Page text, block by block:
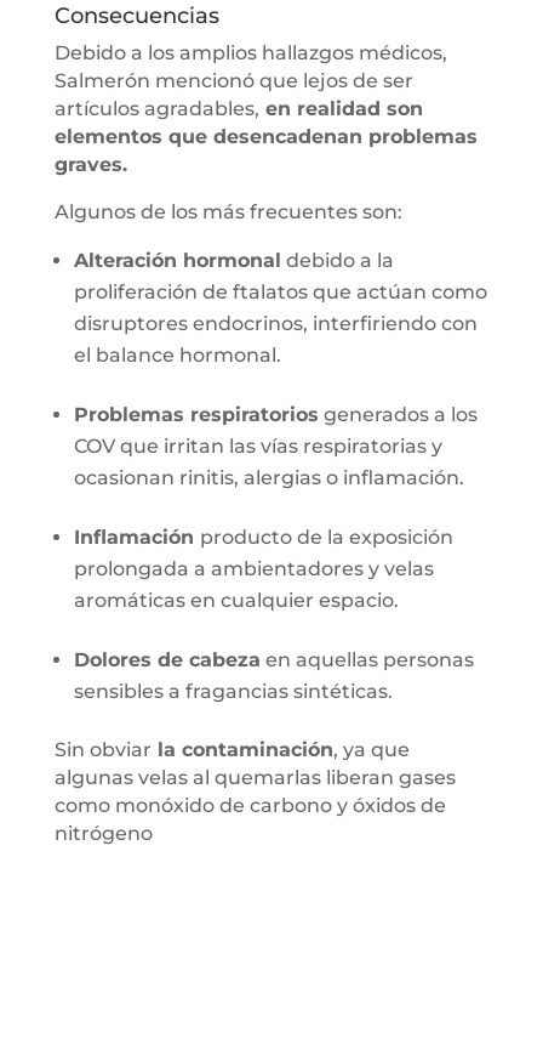
Consecuencias
Debido a los amplios hallazgos médicos,
Salmerón mencionó que lejos de ser
artículos agradables, en realidad son
elementos que desencadenan problemas
graves.
Algunos de los más frecuentes son:
Alteración hormonal debido a la
proliferación de ftalatos que actúan como
disruptores endocrinos, interfiriendo con
el balance hormonal.
Problemas respiratorios generados a los
COV que irritan las vías respiratorias y
ocasionan rinitis, alergias o inflamación.
Inflamación producto de la exposición
prolongada a ambientadores y velas
aromáticas en cualquier espacio.
Dolores de cabeza en aquellas personas
sensibles a fragancias sintéticas.
Sin obviar la contaminación, ya que
algunas velas al quemarlas liberan gases
como monóxido de carbono y óxidos de
nitrógeno